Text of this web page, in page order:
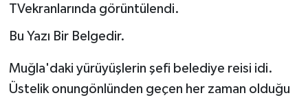
TVekranlarında görüntülendi.
Bu Yazı Bir Belgedir.
Muğla'daki yürüyüşlerin şefi belediye reisi idi.
Üstelik onungönlünden geçen her zaman olduğu